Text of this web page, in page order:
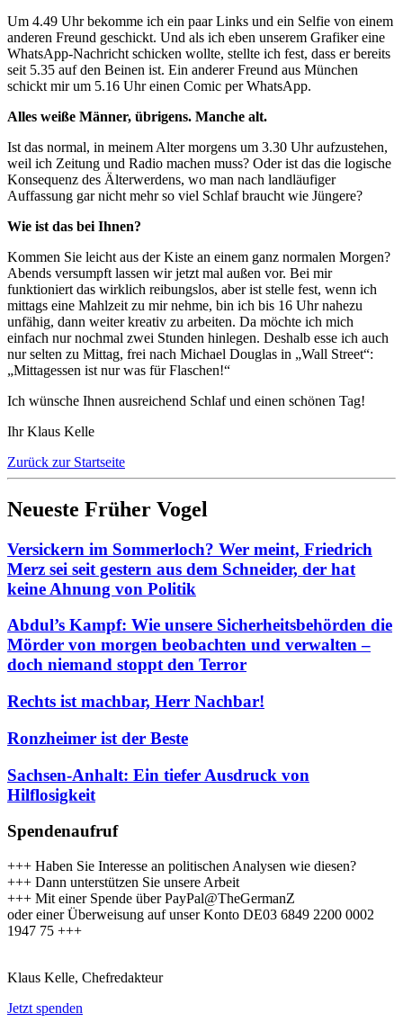
Um 4.49 Uhr bekomme ich ein paar Links und ein Selfie von einem
anderen Freund geschickt. Und als ich eben unserem Grafiker eine
WhatsApp-Nachricht schicken wollte, stellte ich fest, dass er bereits
seit 5.35 auf den Beinen ist. Ein anderer Freund aus München
schickt mir um 5.16 Uhr einen Comic per WhatsApp.
Alles weiße Männer, übrigens. Manche alt.
Ist das normal, in meinem Alter morgens um 3.30 Uhr aufzustehen,
weil ich Zeitung und Radio machen muss? Oder ist das die logische
Konsequenz des Älterwerdens, wo man nach landläufiger
Auffassung gar nicht mehr so viel Schlaf braucht wie Jüngere?
Wie ist das bei Ihnen?
Kommen Sie leicht aus der Kiste an einem ganz normalen Morgen?
Abends versumpft lassen wir jetzt mal außen vor. Bei mir
funktioniert das wirklich reibungslos, aber ist stelle fest, wenn ich
mittags eine Mahlzeit zu mir nehme, bin ich bis 16 Uhr nahezu
unfähig, dann weiter kreativ zu arbeiten. Da möchte ich mich
einfach nur nochmal zwei Stunden hinlegen. Deshalb esse ich auch
nur selten zu Mittag, frei nach Michael Douglas in „Wall Street“:
„Mittagessen ist nur was für Flaschen!“
Ich wünsche Ihnen ausreichend Schlaf und einen schönen Tag!
Ihr Klaus Kelle
Zurück zur Startseite
Neueste Früher Vogel
Versickern im Sommerloch? Wer meint, Friedrich
Merz sei seit gestern aus dem Schneider, der hat
keine Ahnung von Politik
Abdul’s Kampf: Wie unsere Sicherheitsbehörden die
Mörder von morgen beobachten und verwalten –
doch niemand stoppt den Terror
Rechts ist machbar, Herr Nachbar!
Ronzheimer ist der Beste
Sachsen-Anhalt: Ein tiefer Ausdruck von
Hilflosigkeit
Spendenaufruf
+++ Haben Sie Interesse an politischen Analysen wie diesen?
+++ Dann unterstützen Sie unsere Arbeit
+++ Mit einer Spende über PayPal@TheGermanZ
oder einer Überweisung auf unser Konto DE03 6849 2200 0002
1947 75 +++
Klaus Kelle, Chefredakteur
Jetzt spenden